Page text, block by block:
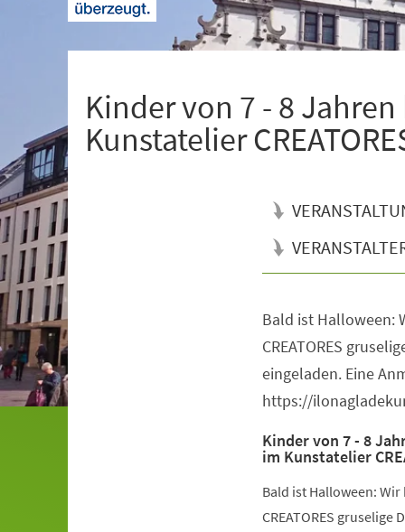
Kinder von 7 - 8
Kunstatelier
Bald ist Halloween:
CREATORES
eingeladen. Eine
https://
Kinder von 7 - 8
im Kunstatelier
Bald ist Halloween:
CREATORES gruselige